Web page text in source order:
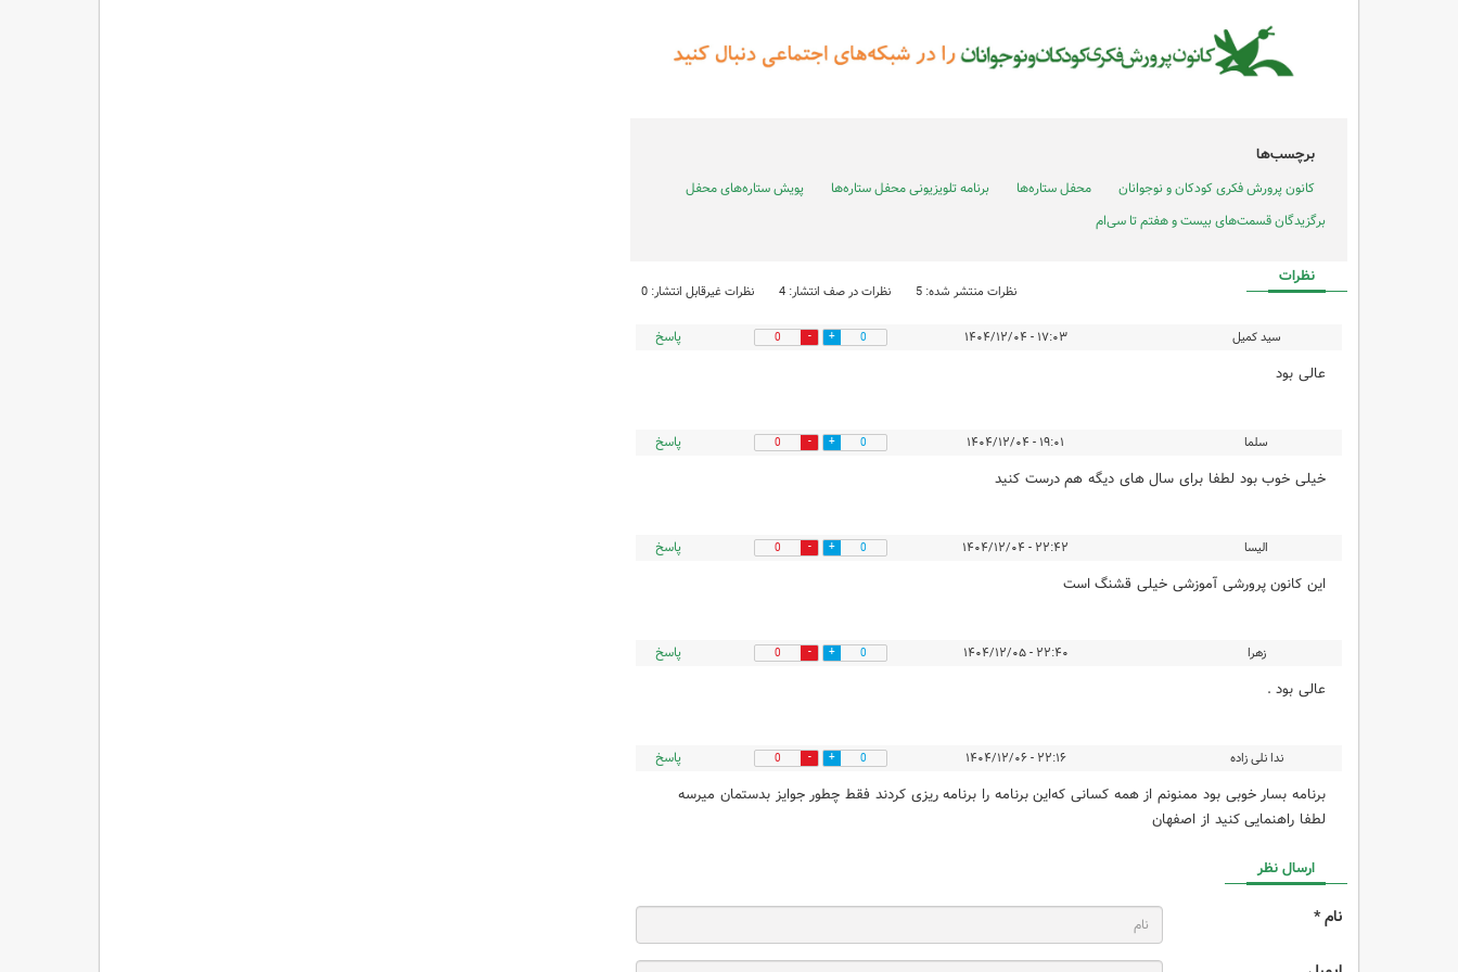
برچسب‌ها
کانون پرورش فکری کودکان و نوجوانان محفل ستاره‌ها برنامه تلویزیونی محفل ستاره‌ها
پویش ستاره‌های محفل
برگزیدگان قسمت‌های بیست و هفتم تا سی‌ام
نظرات
نظرات منتشر شده: 5 نظرات در صف انتشار: 4 نظرات غیرقابل انتشار: 0
سید کمیل ۱۷:۰۳ - ۱۴۰۴/۱۲/۰۴ 0
0 پاسخ
عالی بود
سلما ۱۹:۰۱ - ۱۴۰۴/۱۲/۰۴ 0
0 پاسخ
خیلی خوب بود لطفا برای سال های دیگه هم درست کنید
الیسا ۲۲:۴۲ - ۱۴۰۴/۱۲/۰۴ 0
0 پاسخ
این کانون پرورشی آموزشی خیلی قشنگ است
زهرا ۲۲:۴۰ - ۱۴۰۴/۱۲/۰۵ 0
0 پاسخ
عالی بود .
ندا نلی زاده ۲۲:۱۶ - ۱۴۰۴/۱۲/۰۶ 0
0 پاسخ
برنامه بسار خوبی بود ممنونم از همه کسانی که‌این برنامه را برنامه ریزی کردند فقط چطور جوایز بدستمان میرسه
لطفا راهنمایی کنید از اصفهان
ارسال نظر
نام *